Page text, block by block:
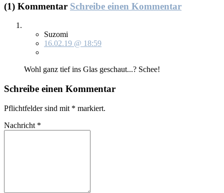
(1) Kommentar Schreibe einen Kommentar
Suzomi
16.02.19 @ 18:59
Wohl ganz tief ins Glas ge­schaut...? Schee!
Schreibe einen Kommentar
Pflichtfelder sind mit * markiert.
Nachricht *